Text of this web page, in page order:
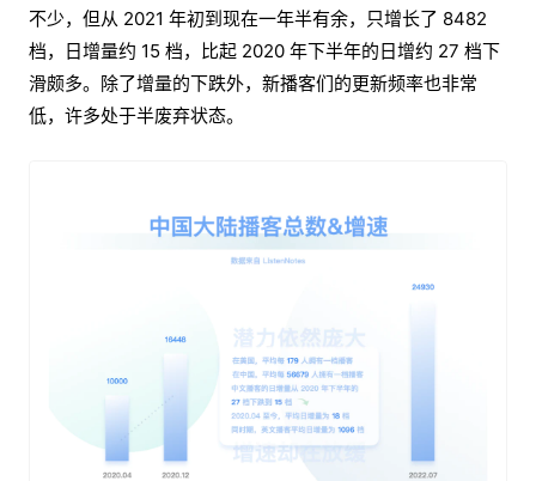
不少，但从 2021 年初到现在一年半有余，只增长了 8482
档，日增量约 15 档，比起 2020 年下半年的日增约 27 档下
滑颇多。除了增量的下跌外，新播客们的更新频率也非常
低，许多处于半废弃状态。